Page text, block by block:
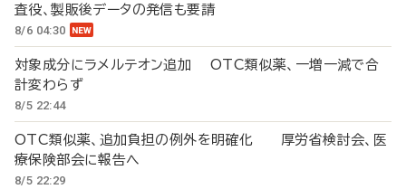
査役、製販後データの発信も要請
8/6 04:30
対象成分にラメルテオン追加 OTC類似薬、一増一減で合
計変わらず
8/5 22:44
OTC類似薬、追加負担の例外を明確化 厚労省検討会、医
療保険部会に報告へ
8/5 22:29